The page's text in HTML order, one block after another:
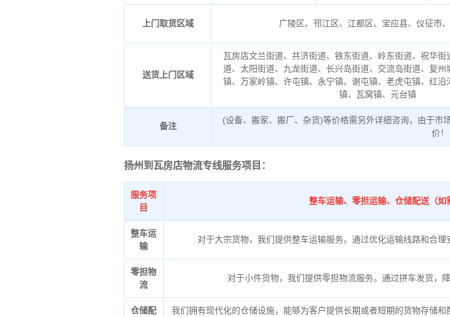
上门取货区域 广陵区、邗江区、江都区、宝应县、仪征市
送货上门区域
瓦房店文兰街道、共济街道、铁东街道、岭东街道、祝华街
道、太阳街道、九龙街道、长兴岛街道、交流岛街道、复州
镇、万家岭镇、许屯镇、永宁镇、谢屯镇、老虎屯镇、红沿
镇、瓦窝镇、元台镇
备注
(设备、搬家、搬厂、杂货)等价格需另外详细咨询，由于市
价！
扬州到瓦房店物流专线服务项目：
服务项
目
整车运输、零担运输、仓储配送（如
整车运
输
对于大宗货物，我们提供整车运输服务。通过优化运输线路和合理
零担物
流
对于小件货物，我们提供零担物流服务。通过拼车发货，
仓储配
我们拥有现代化的仓储设施，能够为客户提供长期或者短期的货物存储